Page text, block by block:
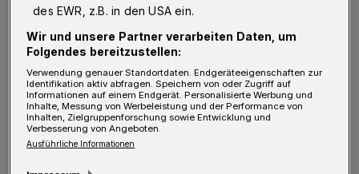
D ie telefonische Terminvergabe startete
am 10. Oktober und endete am 25.
November 2022. Die Abholung der Laubsäcke
des EWR, z.B. in den USA ein.
Wir und unsere Partner verarbeiten Daten, um
Folgendes bereitzustellen:
Verwendung genauer Standortdaten. Endgeräteeigenschaften zur
Identifikation aktiv abfragen. Speichern von oder Zugriff auf
Informationen auf einem Endgerät. Personalisierte Werbung und
Inhalte, Messung von Werbeleistung und der Performance von
Inhalten, Zielgruppenforschung sowie Entwicklung und
Verbesserung von Angeboten.
Ausführliche Informationen